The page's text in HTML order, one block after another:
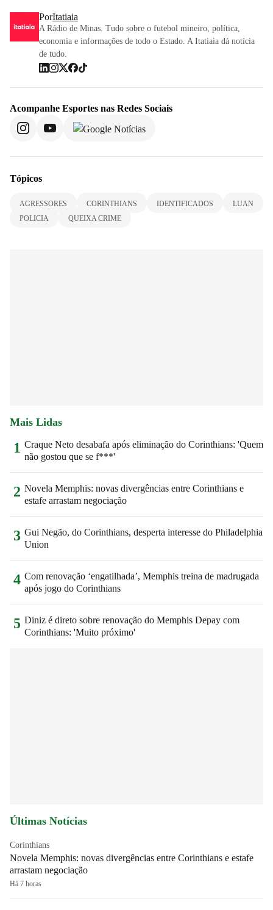
PorItatiaia
A Rádio de Minas. Tudo sobre o futebol mineiro, política,
economia e informações de todo o Estado. A Itatiaia dá notícia
de tudo.
Acompanhe Esportes nas Redes Sociais
Tópicos
AGRESSORES CORINTHIANS IDENTIFICADOS
LUAN
POLICIA
QUEIXA CRIME
Mais Lidas
1 Craque Neto desabafa após eliminação do Corinthians: 'Quem
não gostou que se f***'
2 Novela Memphis: novas divergências entre Corinthians e
estafe arrastam negociação
3 Gui Negão, do Corinthians, desperta interesse do Philadelphia
Union
4 Com renovação ‘engatilhada’, Memphis treina de madrugada
após jogo do Corinthians
5 Diniz é direto sobre renovação do Memphis Depay com
Corinthians: 'Muito próximo'
Últimas Notícias
Corinthians
Novela Memphis: novas divergências entre Corinthians e estafe
arrastam negociação
Há 7 horas